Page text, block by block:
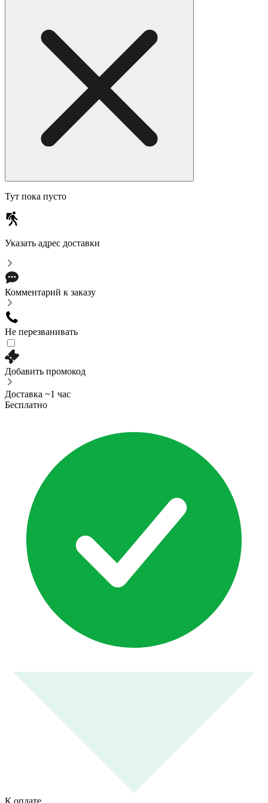
Тут пока пусто
Указать адрес доставки
Комментарий к заказу
Не перезванивать
Добавить промокод
Доставка ~1 час
Бесплатно
К оплате